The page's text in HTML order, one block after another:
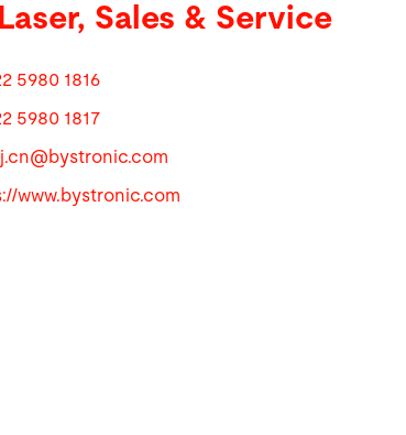
Sales & Service
5980 1816
5980 1817
bystronic.com
www.bystronic.com